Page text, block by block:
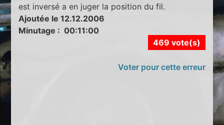
est inversé a en juger la position du fil.
Ajoutée le 12.12.2006
Minutage : 00:11:00
469 vote(s)
Voter pour cette erreur